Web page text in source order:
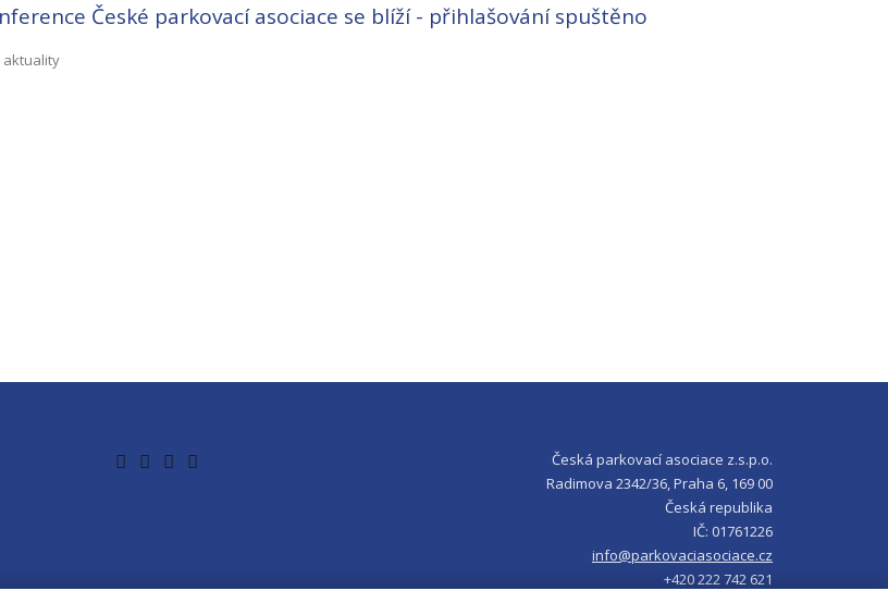
České parkovací asociace se blíží - přihlašování spuštěno
aktuality
Česká parkovací asociace z.s.p.o.
Radimova 2342/36, Praha 6, 169 00
Česká republika
IČ: 01761226
info@parkovaciasociace.cz
+420 222 742 621